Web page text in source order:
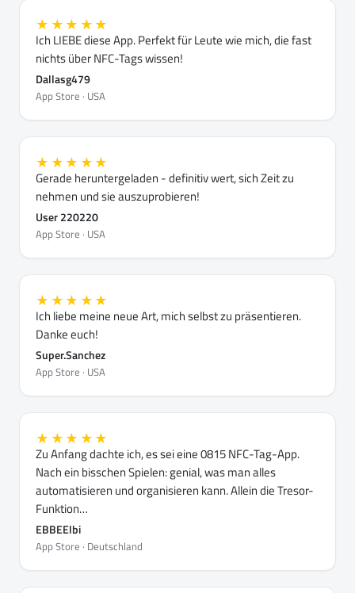
★★★★★
Ich LIEBE diese App. Perfekt für Leute wie mich, die fast
nichts über NFC-Tags wissen!
Dallasg479
App Store · USA
★★★★★
Gerade heruntergeladen - definitiv wert, sich Zeit zu
nehmen und sie auszuprobieren!
User 220220
App Store · USA
★★★★★
Ich liebe meine neue Art, mich selbst zu präsentieren.
Danke euch!
Super.Sanchez
App Store · USA
★★★★★
Zu Anfang dachte ich, es sei eine 0815 NFC-Tag-App.
Nach ein bisschen Spielen: genial, was man alles
automatisieren und organisieren kann. Allein die Tresor-
Funktion…
EBBEElbi
App Store · Deutschland